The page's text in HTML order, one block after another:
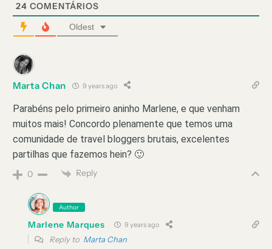
24 COMENTÁRIOS
Oldest
Marta Chan 9 years ago
Parabéns pelo primeiro aninho Marlene, e que venham
muitos mais! Concordo plenamente que temos uma
comunidade de travel bloggers brutais, excelentes
partilhas que fazemos hein? 🙂
0 Reply
Author
Marlene Marques 9 years ago
Reply to Marta Chan